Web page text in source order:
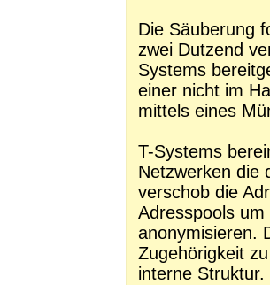
Die Säuberung
zwei Dutzend
Systems
einer nicht im
mittels eines
T-Systems
Netzwerken die
verschob die
Adresspools
anonymisieren.
Zugehörigkeit
interne Struktur.